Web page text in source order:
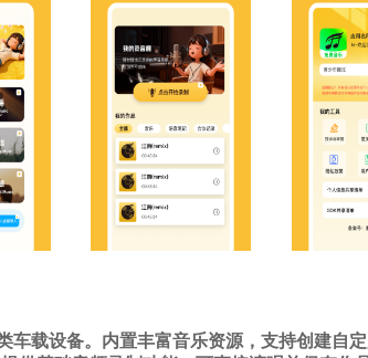
车载设备。内置丰富音乐资源，支持创建自